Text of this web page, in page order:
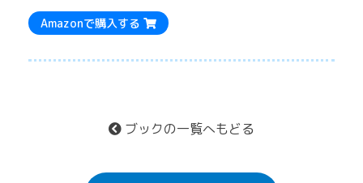
Amazonで購入する
ブックの一覧へもどる